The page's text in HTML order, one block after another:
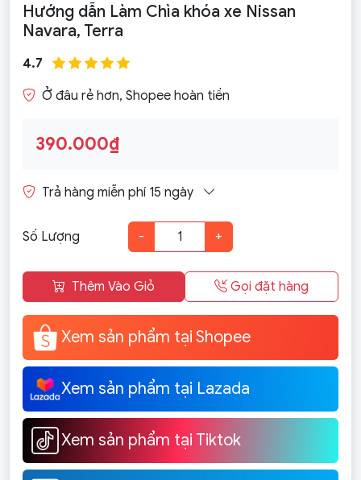
Hướng dẫn Làm Chìa khóa xe Nissan
Navara, Terra
4.7
Ở đâu rẻ hơn, Shopee hoàn tiền
390.000₫
Trả hàng miễn phí 15 ngày
Số Lượng - +
Thêm Vào Giỏ Gọi đặt hàng
Xem sản phẩm tại Shopee
Xem sản phẩm tại Lazada
Xem sản phẩm tại Tiktok